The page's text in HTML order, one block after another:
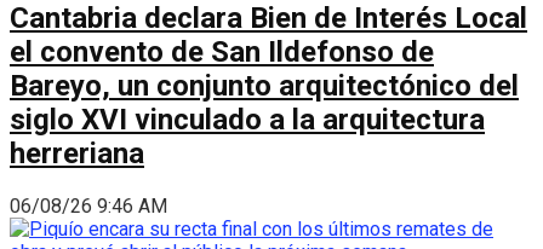
Cantabria declara Bien de Interés Local
el convento de San Ildefonso de
Bareyo, un conjunto arquitectónico del
siglo XVI vinculado a la arquitectura
herreriana
06/08/26 9:46 AM